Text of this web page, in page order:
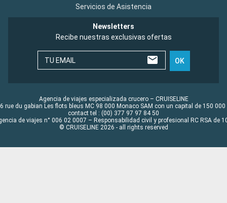
Servicios de Asistencia
Newsletters
Recibe nuestras exclusivas ofertas
TU EMAIL OK
Agencia de viajes especializada crucero – CRUISELINE
rue du gabian Les flots bleus MC 98 000 Monaco SAM con un capital de 150 000
contact tel : (00) 377 97 97 84 50
de viajes n° 006 02 0007 – Responsabilidad civil y profesional RC RSA de
© CRUISELINE 2026 - all rights reserved